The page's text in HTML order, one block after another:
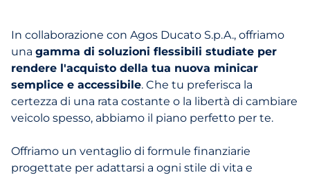
In collaborazione con Agos Ducato S.p.A., offriamo
una gamma di soluzioni flessibili studiate per
rendere l'acquisto della tua nuova minicar
semplice e accessibile. Che tu preferisca la
certezza di una rata costante o la libertà di cambiare
veicolo spesso, abbiamo il piano perfetto per te.
Offriamo un ventaglio di formule finanziarie
progettate per adattarsi a ogni stile di vita e